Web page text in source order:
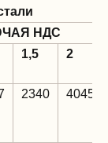
НДС
1,5 2
2340 4045